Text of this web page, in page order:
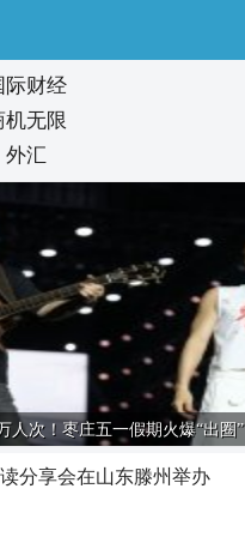
际财经
机无限
外汇
人次！枣庄五一假期火爆“出圈”
分享会在山东滕州举办